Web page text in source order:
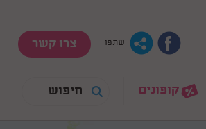
שתפו צרו קשר
קופונים